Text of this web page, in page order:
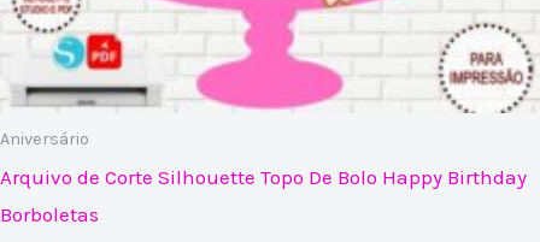
Aniversário
Arquivo de Corte Silhouette Topo De Bolo Happy Birthday
Borboletas